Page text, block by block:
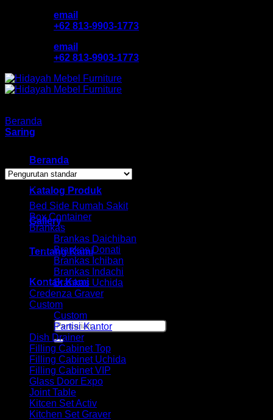
email
+62 813-9903-1773
email
+62 813-9903-1773
Beranda
Katalog Produk
Gallery
Tentang Kami
Kontak Kami
Pencarian
untuk:
Beranda
Saring
Browse
Bed Side Rumah Sakit
Box Container
Brankas
Brankas Daichiban
Brankas Donati
Brankas Ichiban
Brankas Indachi
Brankas Uchida
Credenza Graver
Custom
Custom
Partisi Kantor
Dish Drainer
Filling Cabinet Top
Filling Cabinet Uchida
Filling Cabinet VIP
Glass Door Expo
Joint Table
Kitcen Set Activ
Kitchen Set Graver